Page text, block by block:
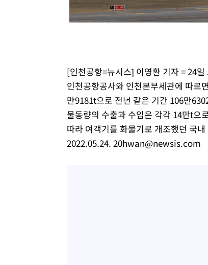
[인천공항=뉴시스] 이영환 기자 = 24
인천공항공사와 인천본부세관에 따르
만9181t으로 전년 같은 기간 106만
물동량의 수출과 수입은 각각 14만t으
따라 여객기를 화물기로 개조했던 국
2022.05.24. 20hwan@newsis.com